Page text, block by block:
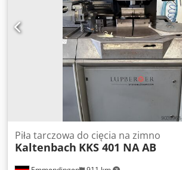
Zakres roboczy dla materiału płaskiego:
Zakres roboczy materiału okrągłego: 130
roboczy min.: 10 x 10 mm Zakres skosu: 0°
Wymiary dł. x szer. x wys.: 1,080 x 900 x
850 kg Kontrola / odbiór w 89558
możliwa na życzenie Wózek widłowy
Piła tarczowa do cięcia na zimno
Kaltenbach KKS 401 NA AB